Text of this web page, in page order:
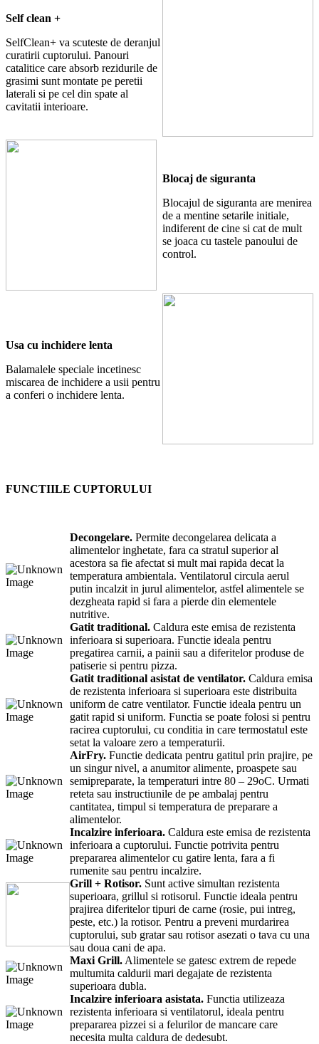
Self clean +
SelfClean+ va scuteste de deranjul
curatirii cuptorului. Panouri
catalitice care absorb rezidurile de
grasimi sunt montate pe peretii
laterali si pe cel din spate al
cavitatii interioare.
Blocaj de siguranta
Blocajul de siguranta are menirea
de a mentine setarile initiale,
indiferent de cine si cat de mult
se joaca cu tastele panoului de
control.
Usa cu inchidere lenta
Balamalele speciale incetinesc
miscarea de inchidere a usii pentru
a conferi o inchidere lenta.
FUNCTIILE CUPTORULUI
Decongelare. Permite decongelarea delicata a
alimentelor inghetate, fara ca stratul superior al
acestora sa fie afectat si mult mai rapida decat la
temperatura ambientala. Ventilatorul circula aerul
putin incalzit in jurul alimentelor, astfel alimentele se
dezgheata rapid si fara a pierde din elementele
nutritive.
Gatit traditional. Caldura este emisa de rezistenta
inferioara si superioara. Functie ideala pentru
pregatirea carnii, a painii sau a diferitelor produse de
patiserie si pentru pizza.
Gatit traditional asistat de ventilator. Caldura emisa
de rezistenta inferioara si superioara este distribuita
uniform de catre ventilator. Functie ideala pentru un
gatit rapid si uniform. Functia se poate folosi si pentru
racirea cuptorului, cu conditia in care termostatul este
setat la valoare zero a temperaturii.
AirFry. Functie dedicata pentru gatitul prin prajire, pe
un singur nivel, a anumitor alimente, proaspete sau
semipreparate, la temperaturi intre 80 – 29oC. Urmati
reteta sau instructiunile de pe ambalaj pentru
cantitatea, timpul si temperatura de preparare a
alimentelor.
Incalzire inferioara. Caldura este emisa de rezistenta
inferioara a cuptorului. Functie potrivita pentru
prepararea alimentelor cu gatire lenta, fara a fi
rumenite sau pentru incalzire.
Grill + Rotisor. Sunt active simultan rezistenta
superioara, grillul si rotisorul. Functie ideala pentru
prajirea diferitelor tipuri de carne (rosie, pui intreg,
peste, etc.) la rotisor. Pentru a preveni murdarirea
cuptorului, sub gratar sau rotisor asezati o tava cu una
sau doua cani de apa.
Maxi Grill. Alimentele se gatesc extrem de repede
multumita caldurii mari degajate de rezistenta
superioara dubla.
Incalzire inferioara asistata. Functia utilizeaza
rezistenta inferioara si ventilatorul, ideala pentru
prepararea pizzei si a felurilor de mancare care
necesita multa caldura de dedesubt.